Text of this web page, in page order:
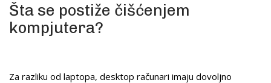
Šta se postiže čišćenjem
kompjutera?
Za razliku od laptopa, desktop računari imaju dovoljno